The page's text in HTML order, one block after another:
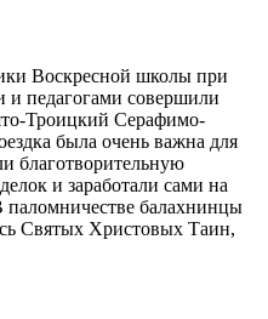
Воскресной школы при
и педагогами совершили
Троицкий Серафимо-
была очень важна для
благотворительную
и заработали сами на
паломничестве балахнинцы
Святых Христовых Таин,